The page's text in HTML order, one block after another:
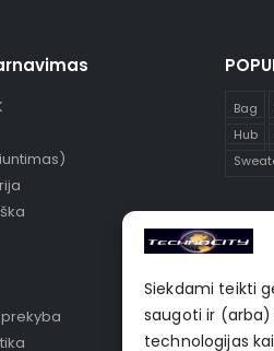
Siekdami teikti
saugoti ir
technologijas
Bag
Hub